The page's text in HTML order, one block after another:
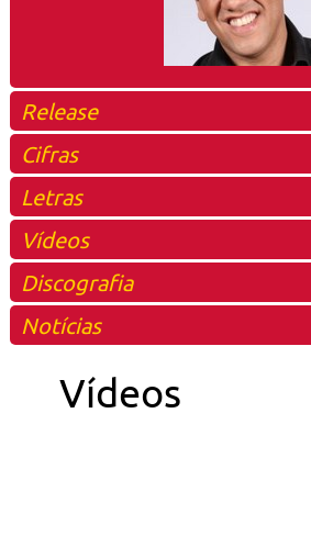
Release
Cifras
Letras
Vídeos
Discografia
Notícias
Vídeos